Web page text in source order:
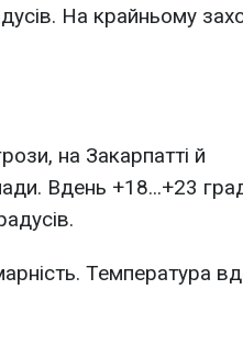
На крайньому
на Закарпатті й
Вдень +18...+23
Температура